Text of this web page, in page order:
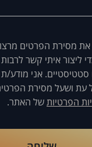
מסירת הפרטים
ליצור איתי קשר
סטטיסטיים. אני
עת ושעל מסירת
הפרטיותשל האתר.